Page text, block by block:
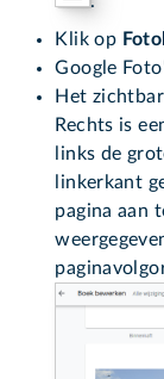
Klik op
Google
Het
Rechts is
links de
linkerkant
pagina aan